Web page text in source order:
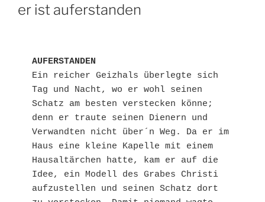
er ist auferstanden
AUFERSTANDEN
Ein reicher Geizhals überlegte sich
Tag und Nacht, wo er wohl seinen
Schatz am besten verstecken könne;
denn er traute seinen Dienern und
Verwandten nicht über´n Weg. Da er im
Haus eine kleine Kapelle mit einem
Hausaltärchen hatte, kam er auf die
Idee, ein Modell des Grabes Christi
aufzustellen und seinen Schatz dort